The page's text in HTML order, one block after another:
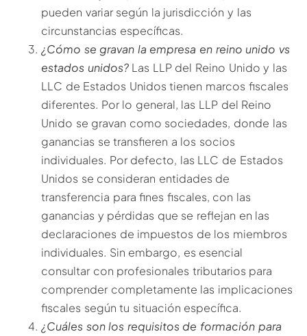
pueden variar según la jurisdicción y las
circunstancias específicas.
¿Cómo se gravan la empresa en reino unido vs
estados unidos? Las LLP del Reino Unido y las
LLC de Estados Unidos tienen marcos fiscales
diferentes. Por lo general, las LLP del Reino
Unido se gravan como sociedades, donde las
ganancias se transfieren a los socios
individuales. Por defecto, las LLC de Estados
Unidos se consideran entidades de
transferencia para fines fiscales, con las
ganancias y pérdidas que se reflejan en las
declaraciones de impuestos de los miembros
individuales. Sin embargo, es esencial
consultar con profesionales tributarios para
comprender completamente las implicaciones
fiscales según tu situación específica.
¿Cuáles son los requisitos de formación para